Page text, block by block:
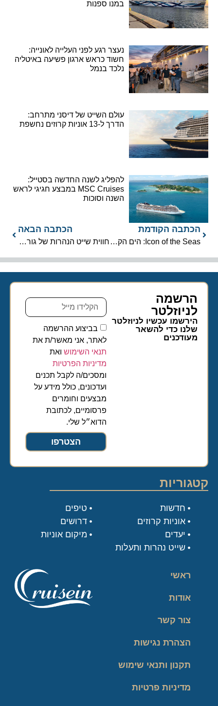
במנו ספנות
נעצר רגע לפני העלייה לאונייה:
חשוד כראש ארגון פשיעה באיטליה
נלכד בנמל
עולם השייט של דיסני מתרחב:
הדרך ל-13 אוניות קרוזים נחשפת
להפליג לשנה החדשה בסטייל:
MSC Cruises במבצע חגיגי לראש
השנה וסוכות
הכתבה הקודמת
Icon of the Seas: הים הקאריבי מייחל לבואה
הכתבה הבאה
חווית שייט הנהרות של גורדון טורס: מענג מפנק ומרתק על הדַנוּבָּה
הרשמה
לניוזלטר​
הירשמו עכשיו לניוזלטר
שלנו כדי להשאר
מעודכנים
בביצוע ההרשמה
לאתר, אני מאשר/ת את
תנאי השימושואת
מדיניות הפרטיות
ומסכים/ה לקבל תכנים
ועדכונים, כולל מידע על
מבצעים וחומרים
פרסומיים, לכתובת
הדוא״ל שלי.
הצטרפו
ראשי
אודות
צור קשר
הצהרת נגישות
תקנון ותנאי שימוש
מדיניות פרטיות
קטגוריות
טיפים
דרושים
מיקום אוניות
חדשות
אוניות קרוזים
יעדים
שייט נהרות ותעלות